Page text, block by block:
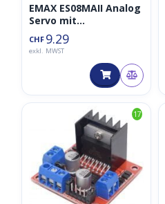
EMAX ES08MAII Analog
Servo mit
Metallgetriebe
CHF 9.29
exkl. MWST
17